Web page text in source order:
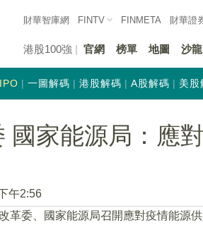
財華智庫網 FINTV FINMETA 財華證
港股100強 官網 榜單 地圖 沙龍
一圖解碼 港股解碼 A股解碼 美股
國家能源局：應
午2:56
革委、國家能源局召開應對疫情能源